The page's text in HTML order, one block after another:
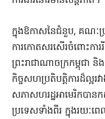
ក្នុងឱកាសនៃជំនួប, គណៈប្
ការកោតសរសើរចំពោះក
ព្រះរាជាណាចក្រកម្ពុជា
កិច្ចសហប្រតិបត្តិការដ៏ល្អ
សភាសហរដ្ឋអាមេរិកបាន
ប្រទេសទាំងពីរ ក្នុងរយៈពេ